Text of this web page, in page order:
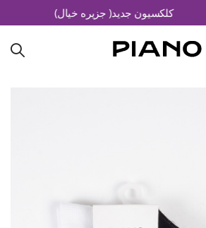
کلکسیون جدید( جزیره خیال)